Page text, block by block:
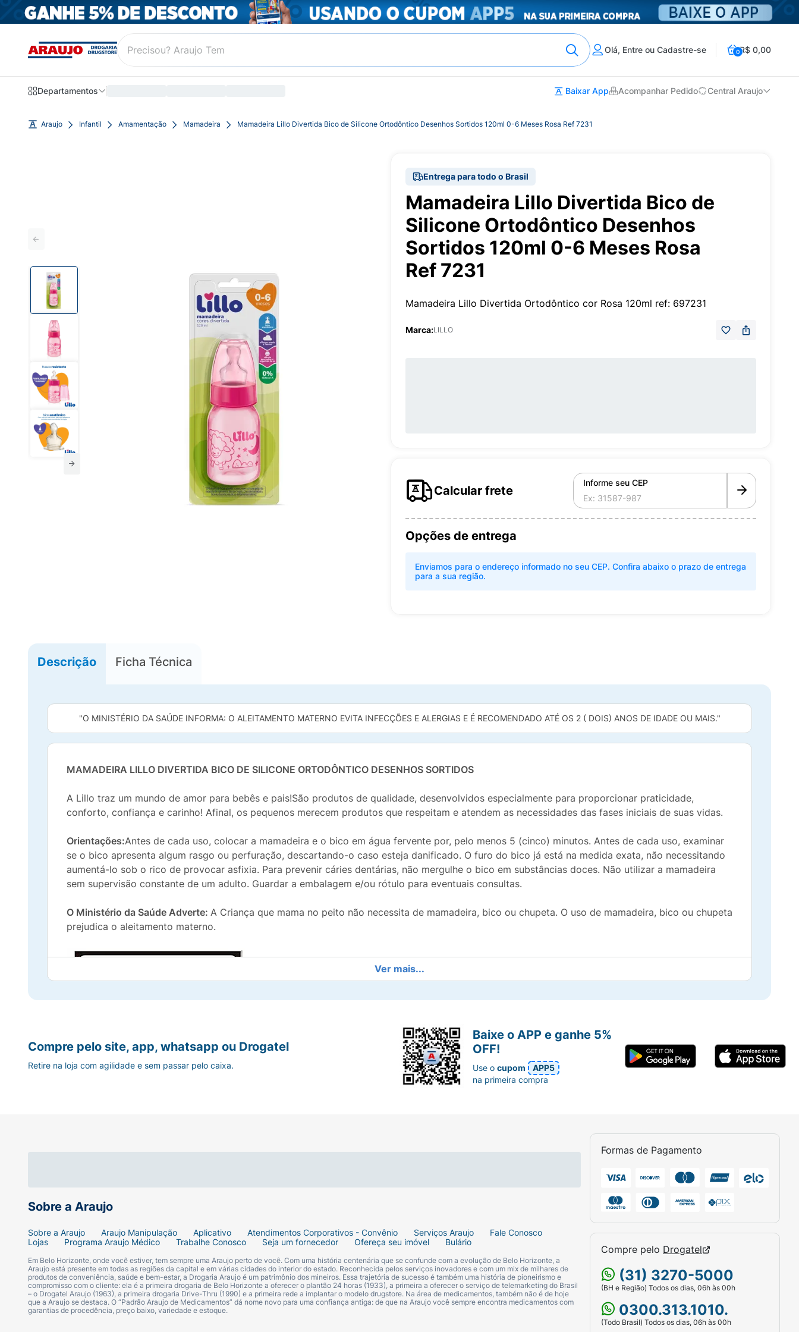
Olá, Entre ou Cadastre-se 0R$ 0,00
Departamentos Baixar App Acompanhar Pedido Central Araujo
Araujo Infantil Amamentação Mamadeira Mamadeira Lillo Divertida Bico de Silicone Ortodôntico Desenhos Sortidos 120ml 0-6 Meses Rosa Ref 7231
Entrega para todo o Brasil
Mamadeira Lillo Divertida Bico de
Silicone Ortodôntico Desenhos
Sortidos 120ml 0-6 Meses Rosa
Ref 7231
Mamadeira Lillo Divertida Ortodôntico cor Rosa 120ml ref: 697231
Marca:LILLO
Calcular frete
Informe seu CEP
Opções de entrega
Enviamos para o endereço informado no seu CEP. Confira abaixo o prazo de entrega
para a sua região.
Descrição Ficha Técnica
"O MINISTÉRIO DA SAÚDE INFORMA: O ALEITAMENTO MATERNO EVITA INFECÇÕES E ALERGIAS E É RECOMENDADO ATÉ OS 2 ( DOIS) ANOS DE IDADE OU MAIS."
MAMADEIRA LILLO DIVERTIDA BICO DE SILICONE ORTODÔNTICO DESENHOS SORTIDOS
A Lillo traz um mundo de amor para bebês e pais!São produtos de qualidade, desenvolvidos especialmente para proporcionar praticidade,
conforto, confiança e carinho! Afinal, os pequenos merecem produtos que respeitam e atendem as necessidades das fases iniciais de suas vidas.
Orientações:Antes de cada uso, colocar a mamadeira e o bico em água fervente por, pelo menos 5 (cinco) minutos. Antes de cada uso, examinar
se o bico apresenta algum rasgo ou perfuração, descartando-o caso esteja danificado. O furo do bico já está na medida exata, não necessitando
aumentá-lo sob o rico de provocar asfixia. Para prevenir cáries dentárias, não mergulhe o bico em substâncias doces. Não utilizar a mamadeira
sem supervisão constante de um adulto. Guardar a embalagem e/ou rótulo para eventuais consultas.
O Ministério da Saúde Adverte: A Criança que mama no peito não necessita de mamadeira, bico ou chupeta. O uso de mamadeira, bico ou chupeta
prejudica o aleitamento materno.
Ver mais...
Sobre a Araujo
Sobre a Araujo Araujo Manipulação Aplicativo Atendimentos Corporativos - Convênio Serviços Araujo
Fale Conosco
Lojas
Programa Araujo Médico Trabalhe Conosco Seja um fornecedor Ofereça seu imóvel Bulário
Em Belo Horizonte, onde você estiver, tem sempre uma Araujo perto de você. Com uma história centenária que se confunde com a evolução de Belo Horizonte, a
Araujo está presente em todas as regiões da capital e em várias cidades do interior do estado. Reconhecida pelos serviços inovadores e com um mix de milhares de
produtos de conveniência, saúde e bem-estar, a Drogaria Araujo é um patrimônio dos mineiros. Essa trajetória de sucesso é também uma história de pioneirismo e
compromisso com o cliente: ela é a primeira drogaria de Belo Horizonte a oferecer o plantão 24 horas (1933), a primeira a oferecer o serviço de telemarketing do Brasil
– o Drogatel Araujo (1963), a primeira drogaria Drive-Thru (1990) e a primeira rede a implantar o modelo drugstore. Na área de medicamentos, também não é de hoje
que a Araujo se destaca. O “Padrão Araujo de Medicamentos” dá nome novo para uma confiança antiga: de que na Araujo você sempre encontra medicamentos com
garantias de procedência, preço baixo, variedade e estoque.
Formas de Pagamento
Compre pelo Drogatel
(31) 3270-5000
(BH e Região) Todos os dias, 06h às 00h
0300.313.1010.
(Todo Brasil) Todos os dias, 06h às 00h
Compre pelo site, app, whatsapp ou Drogatel
Retire na loja com agilidade e sem passar pelo caixa.
Baixe o APP e ganhe 5%
OFF!
Use ocupom
APP5
na primeira compra